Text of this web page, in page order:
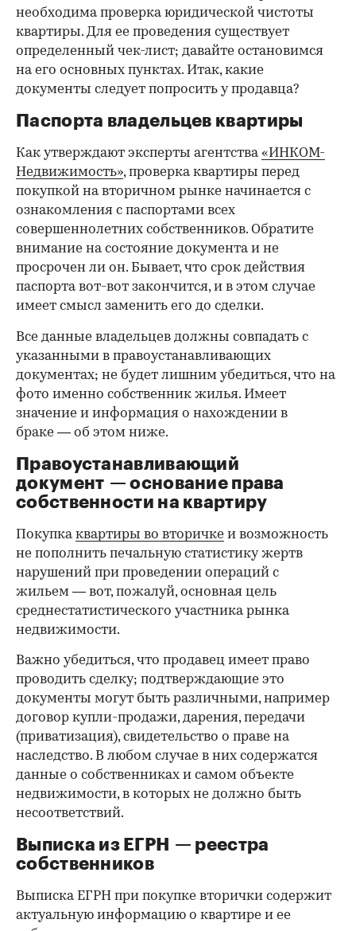
необходима проверка юридической чистоты
квартиры. Для ее проведения существует
определенный чек-лист; давайте остановимся
на его основных пунктах. Итак, какие
документы следует попросить у продавца?
Паспорта владельцев квартиры
Как утверждают эксперты агентства«ИНКОМ-
Недвижимость», проверка квартиры перед
покупкой на вторичном рынке начинается с
ознакомления с паспортами всех
совершеннолетних собственников. Обратите
внимание на состояние документа и не
просрочен ли он. Бывает, что срок действия
паспорта вот-вот закончится, и в этом случае
имеет смысл заменить его до сделки.
00:00 / 00:00
Все данные владельцев должны совпадать с
указанными в правоустанавливающих
документах; не будет лишним убедиться, что на
фото именно собственник жилья. Имеет
значение и информация о нахождении в
браке — об этом ниже.
Правоустанавливающий
документ — основание права
собственности на квартиру
Покупкаквартиры во вторичке и возможность
не пополнить печальную статистику жертв
нарушений при проведении операций с
жильем — вот, пожалуй, основная цель
среднестатистического участника рынка
недвижимости.
Важно убедиться, что продавец имеет право
проводить сделку; подтверждающие это
документы могут быть различными, например
договор купли-продажи, дарения, передачи
(приватизация), свидетельство о праве на
наследство. В любом случае в них содержатся
данные о собственниках и самом объекте
недвижимости, в которых не должно быть
несоответствий.
Выписка из ЕГРН — реестра
собственников
Выписка ЕГРН при покупке вторички содержит
актуальную информацию о квартире и ее